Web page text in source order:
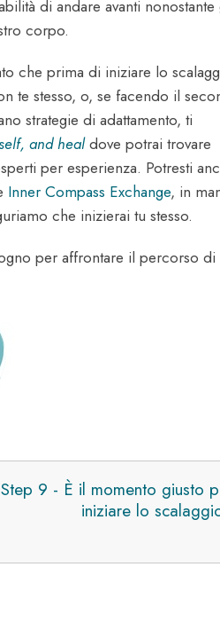
di andare avanti nonostante
corpo.
che prima di iniziare lo
te stesso, o, se facendo il
strategie di adattamento, ti
and healdove potrai trovare
per esperienza. Potresti
Inner Compass Exchange, in
che inizierai tu stesso.
per affrontare il percorso di
Step 9 - È il momento giusto
iniziare lo